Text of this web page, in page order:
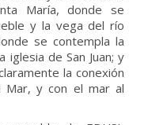
María, donde se
y la vega del río
se contempla la
de San Juan; y
la conexión
Mar, y con el mar al